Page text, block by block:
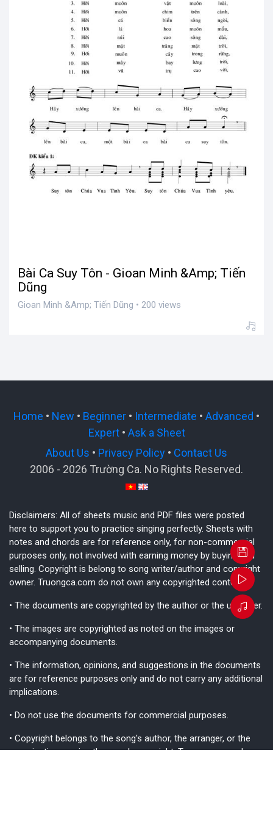
Bài Ca Suy Tôn - Gioan Minh &Amp; Tiến
Dũng
Gioan Minh &Amp; Tiến Dũng • 200 views
Home • New • Beginner • Intermediate • Advanced •
Expert• Ask a Sheet
About Us • Privacy Policy • Contact Us
2006 - 2026 Trường Ca. No Rights Reserved.
Disclaimers: All of sheets music and PDF files were posted
here to support you to practice singing perfectly. Sheets with
notes and chords are for reference only, for non-commercial
purposes only, not involved with earning money by buying and
selling. Copyright is belong to song writer/author and copyright
owner. Truongca.com do not own any copyrighted content.
• The documents are copyrighted by the author or the uploader.
• The images are copyrighted as noted on the images or
accompanying documents.
• The information, opinions, and suggestions in the documents
are for reference purposes only and do not carry any additional
implications.
• Do not use the documents for commercial purposes.
• Copyright belongs to the song's author, the arranger, or the
organization owning the song's copyright. Truongca.com does